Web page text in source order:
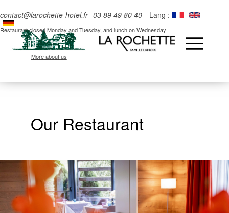
More about us
contact@larochette-hotel.fr -03 89 49 80 40 - Lang :
Restaurant closed Monday and Tuesday, and lunch on Wednesday
Our Restaurant